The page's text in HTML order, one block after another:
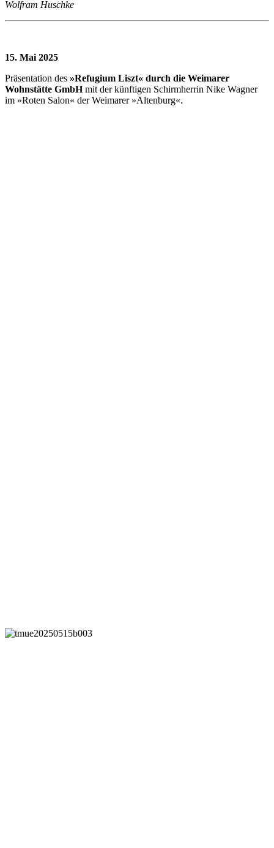
Wolfram Huschke
15. Mai 2025
Präsentation des »Refugium Liszt« durch die Weimarer
Wohnstätte GmbHmit der künftigen Schirmherrin Nike Wagner
im »Roten Salon« der Weimarer »Altenburg«.